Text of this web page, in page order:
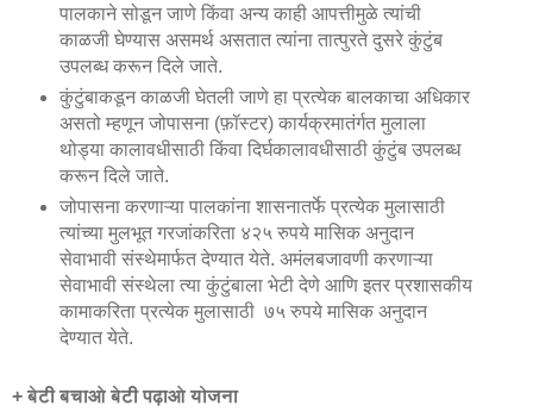
पालकाने सोडून जाणे किंवा अन्य काही आपत्तीमुळे त्यांची
काळजी घेण्यास असमर्थ असतात त्यांना तात्पुरते दुसरे कुंटुंब
उपलब्ध करून दिले जाते.
कुंटुंबाकडून काळजी घेतली जाणे हा प्रत्येक बालकाचा अधिकार
असतो म्हणून जोपासना (फ़ॉस्टर) कार्यक्रमातंर्गत मुलाला
थोड्या कालावधीसाठी किंवा दिर्घकालावधीसाठी कुंटुंब उपलब्ध
करून दिले जाते.
जोपासना करणाऱ्या पालकांना शासनातर्फे प्रत्येक मुलासाठी
त्यांच्या मुलभूत गरजांकरिता ४२५ रुपये मासिक अनुदान
सेवाभावी संस्थेमार्फत देण्यात येते. अमंलबजावणी करणाऱ्या
सेवाभावी संस्थेला त्या कुंटुंबाला भेटी देणे आणि इतर प्रशासकीय
कामाकरिता प्रत्येक मुलासाठी ७५ रुपये मासिक अनुदान
देण्यात येते.
+ बेटी बचाओ बेटी पढ़ाओ योजना